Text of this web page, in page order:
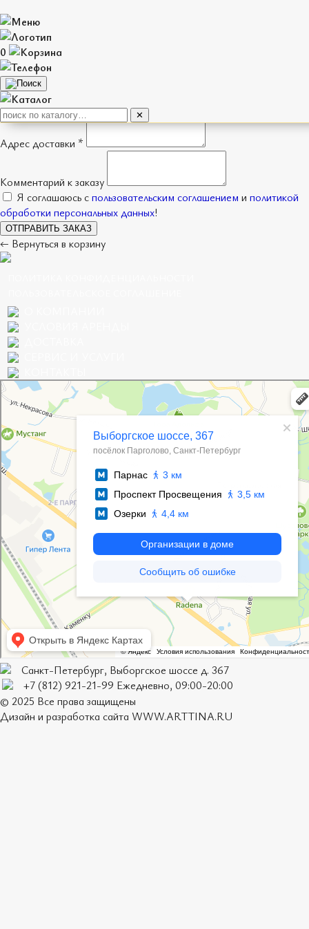
0
✕
Оформление заказа
Имя *
Телефон *
Способ получения
Доставка
Самовывоз
Адрес доставки *
Комментарий к заказу
Я соглашаюсь спользовательским соглашением и политикой
обработки персональных данных!
ОТПРАВИТЬ ЗАКАЗ
← Вернуться в корзину
Санкт-Петербург, Выборгское шоссе д. 367
+7 (812) 921-21-99 Ежедневно, 09:00-20:00
© 2025 Все права защищены
Дизайн и разработка сайта WWW.ARTTINA.RU